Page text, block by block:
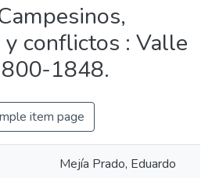
conflictos : Valle
1848.
item page
Mejía Prado, Eduardo